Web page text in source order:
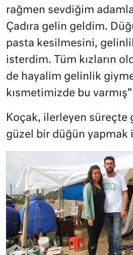
rağmen sevdiğim
Çadıra gelin geldim.
pasta kesilmesini,
isterdim. Tüm kızların
de hayalim gelinlik
kısmetimizde bu
Koçak, ilerleyen süreçte
güzel bir düğün